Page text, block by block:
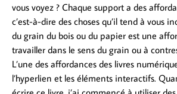
vous voyez ? Chaque support a des
c’est-à-dire des choses qu’il tend à vous
du grain du bois ou du papier est une
travailler dans le sens du grain ou à
L’une des affordances des livres
l’hyperlien et les éléments interactifs.